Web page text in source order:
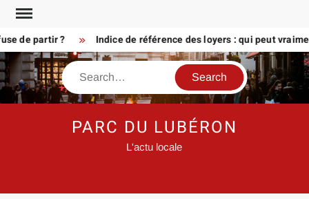
Skip
content
partir ? Indice de référence des loyers : qui peut vraiment
Search
PARC DU LUBÉRON
L'actu locale